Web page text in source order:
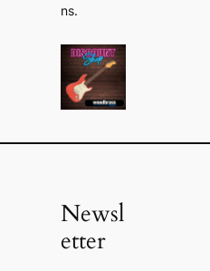
ns.
Newsl
etter